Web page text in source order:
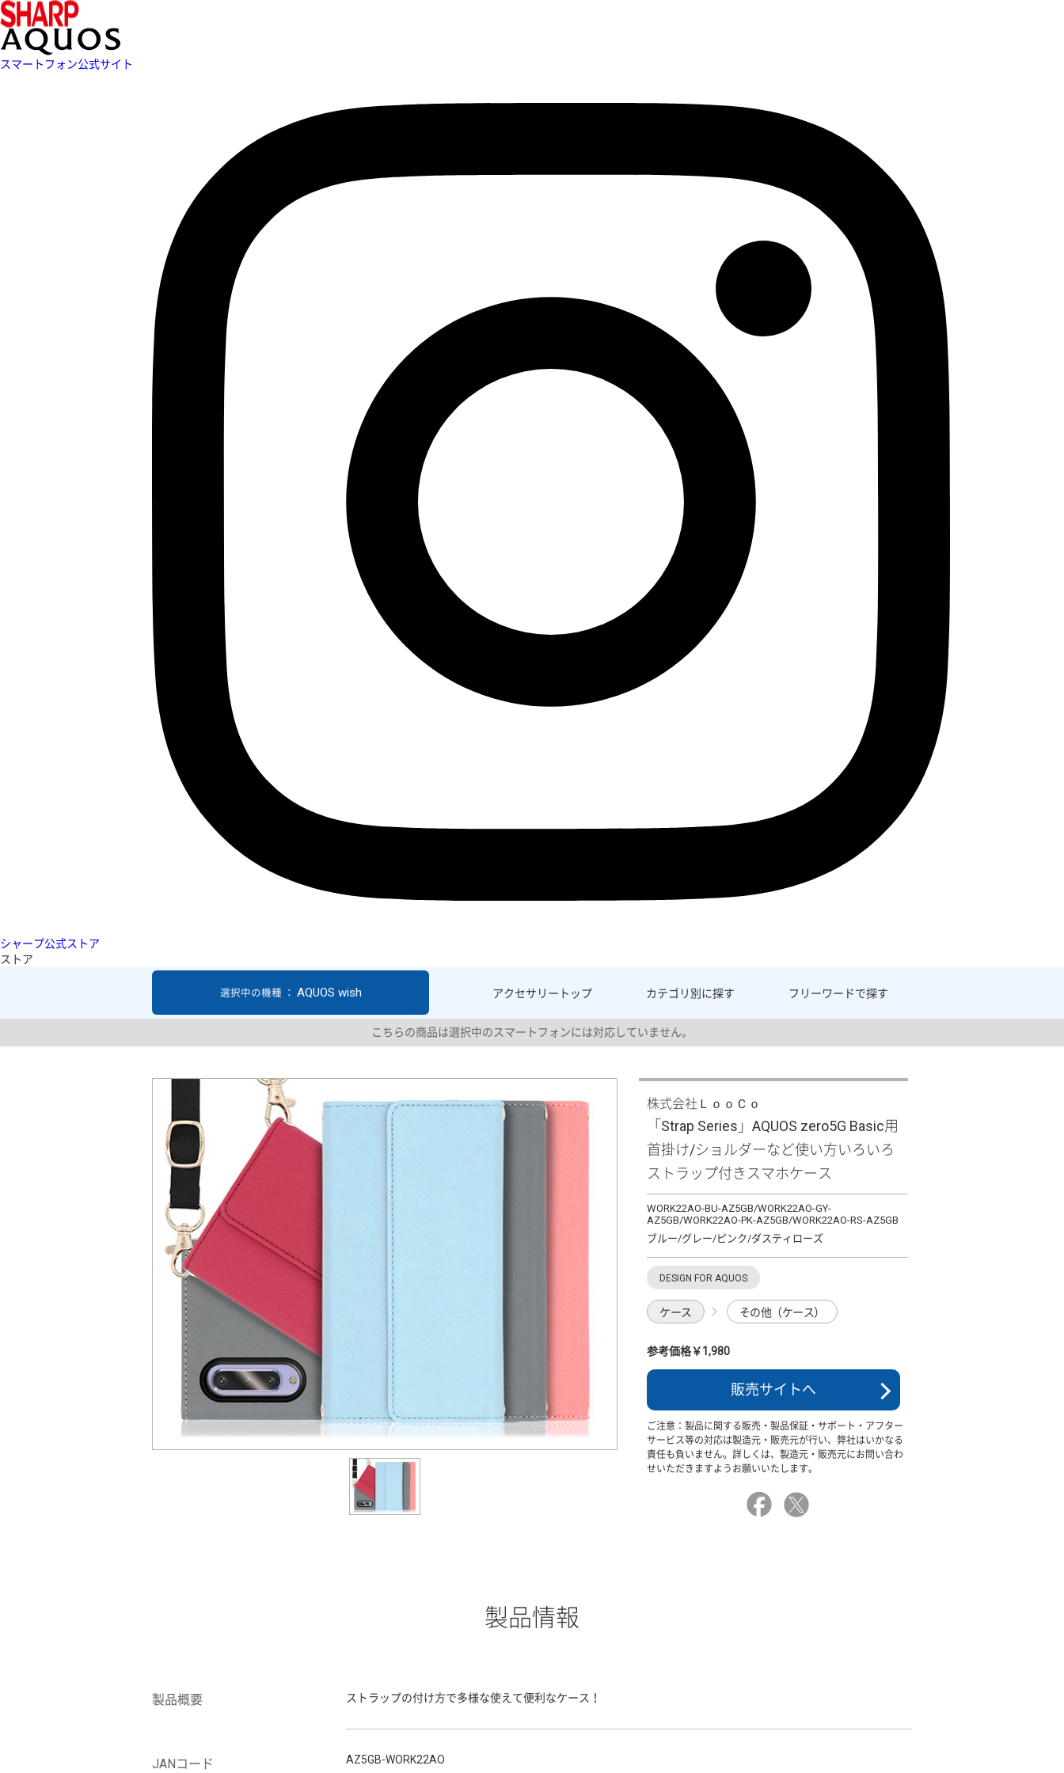
スマートフォン公式サイト
シャープ公式ストア
ストア
アクセサリー トップ カテゴリ別に探す フリーワードで探す
選択中の機種 ： AQUOS wish
こちらの商品は選択中のスマートフォンには対応していません。
株式会社ＬｏｏＣｏ
「Strap Series」AQUOS zero5G Basic用
首掛け/ショルダーなど使い方いろいろ
ストラップ付きスマホケース
WORK22AO-BU-AZ5GB/WORK22AO-GY-
AZ5GB/WORK22AO-PK-AZ5GB/WORK22AO-RS-AZ5GB
ブルー/グレー/ピンク/ダスティローズ
DESIGN FOR AQUOS
ケース その他（ケース）
参考価格￥1,980
販売サイトへ
ご注意：製品に関する販売・製品保証・サポート・アフター
サービス等の対応は製造元・販売元が行い、弊社はいかなる
責任も負いません。詳しくは、製造元・販売元にお問い合わ
せいただきますようお願いいたします。
製品情報
製品概要 ストラップの付け方で多様な使えて便利なケース！
JANコード AZ5GB-WORK22AO